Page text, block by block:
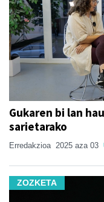
Gukaren bi lan
sarietarako
Erredakzioa 2025 aza 03
ZOZKETA